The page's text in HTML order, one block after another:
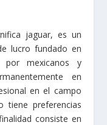
jaguar, es un
lucro fundado en
mexicanos y
en
en el campo
tiene preferencias
consiste en